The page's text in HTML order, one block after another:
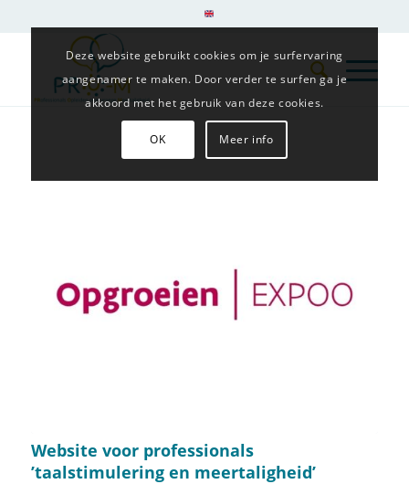
Website voor professionals
’taalstimulering en meertaligheid’
Deze website gebruikt cookies om je surfervaring
aangenamer te maken. Door verder te surfen ga je
akkoord met het gebruik van deze cookies.
OK Meer info